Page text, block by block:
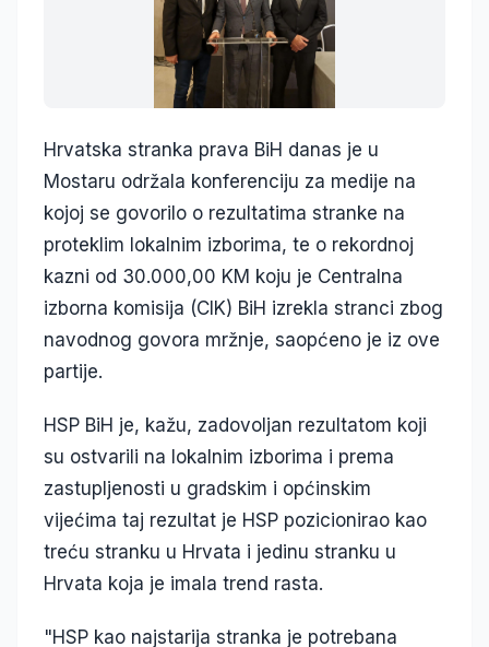
Hrvatska stranka prava BiH danas je u
Mostaru održala konferenciju za medije na
kojoj se govorilo o rezultatima stranke na
proteklim lokalnim izborima, te o rekordnoj
kazni od 30.000,00 KM koju je Centralna
izborna komisija (CIK) BiH izrekla stranci zbog
navodnog govora mržnje, saopćeno je iz ove
partije.
HSP BiH je, kažu, zadovoljan rezultatom koji
su ostvarili na lokalnim izborima i prema
zastupljenosti u gradskim i općinskim
vijećima taj rezultat je HSP pozicionirao kao
treću stranku u Hrvata i jedinu stranku u
Hrvata koja je imala trend rasta.
"HSP kao najstarija stranka je potrebana